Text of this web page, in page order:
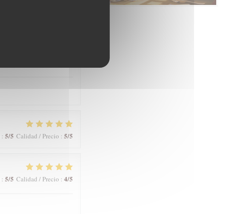
: 5/5 Calidad / Precio : 5/5
: 5/5 Calidad / Precio : 4/5